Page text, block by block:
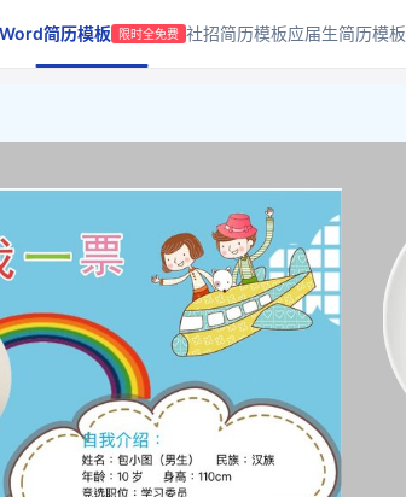
Word简历模板 限时全免费 社招简历模板应届生简历模板